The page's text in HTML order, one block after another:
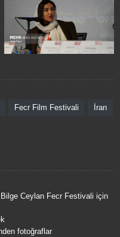
Fecr Film Festivali İran
Ceylan Fecr Festivali için
fotoğraflar